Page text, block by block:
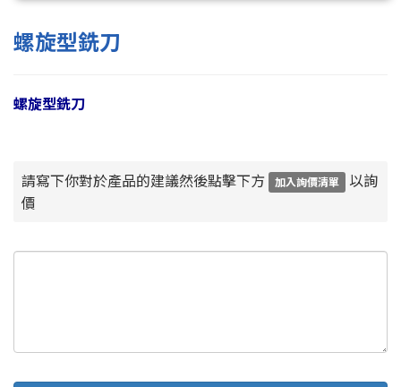
螺旋型銑刀
螺旋型銑刀
請寫下你對於產品的建議然後點擊下方 加入詢價清單
以詢
價